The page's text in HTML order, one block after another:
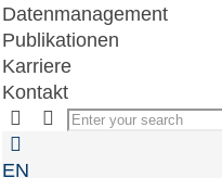
Datenmanagement
Publikationen
Karriere
Kontakt
EN